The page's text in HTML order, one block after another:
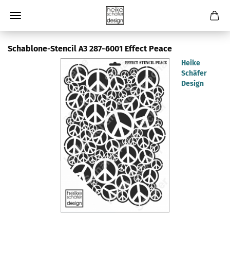
Schablone-Stencil A3 287-6001 Effect Peace
Heike
Schäfer
Design